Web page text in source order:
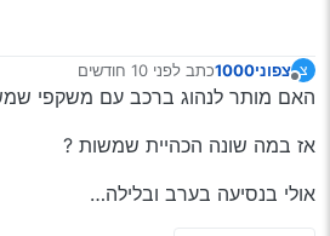
אפשרי לחלוטין גם בהכהיה
דוקא שסביבתו (כמו לובשי
בטחונית…) צריכים לסבול.
ואגב, תודה על העצות.
צ
מנותק
צפוני1000 כתב לפני 10 חודשים
נערך לאחרונה על ידי
האם מותר לנהוג ברכב עם משקפי
אז במה שונה הכהיית שמשות ?
אולי בנסיעה בערב ובלילה…